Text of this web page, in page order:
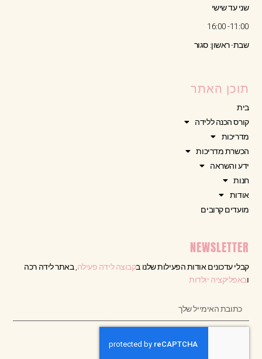
שני עד שישי
11:00- 16:00
שבת- ראשון: סגור
תוכן האתר
בית
קורס הכנה ללידה
מדריכות
הכשרת מדריכות
ידע והשראה
חנות
אודות
מועדים קרובים
NEWSLETTER
קבלי עדכונים אודות הפעילות שלנו בקבוצה לידה פעילה , באתר לידה רכה
ובאפליקציה יולדות